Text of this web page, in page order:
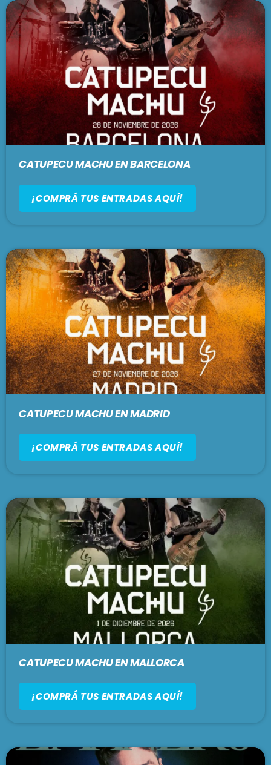
CATUPECU MACHU EN BARCELONA
¡COMPRÁ TUS ENTRADAS AQUÍ!
CATUPECU MACHU EN MADRID
¡COMPRÁ TUS ENTRADAS AQUÍ!
CATUPECU MACHU EN MALLORCA
¡COMPRÁ TUS ENTRADAS AQUÍ!